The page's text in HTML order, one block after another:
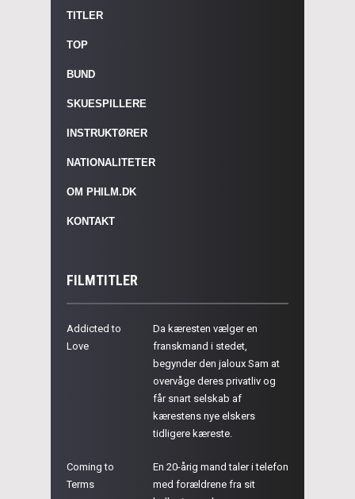
TITLER
TOP
BUND
SKUESPILLERE
INSTRUKTØRER
NATIONALITETER
OM PHILM.DK
KONTAKT
FILMTITLER
Addicted to
Love
Da kæresten vælger en
franskmand i stedet,
begynder den jaloux Sam at
overvåge deres privatliv og
får snart selskab af
kærestens nye elskers
tidligere kæreste.
Coming to
Terms
En 20-årig mand taler i telefon
med forældrene fra sit